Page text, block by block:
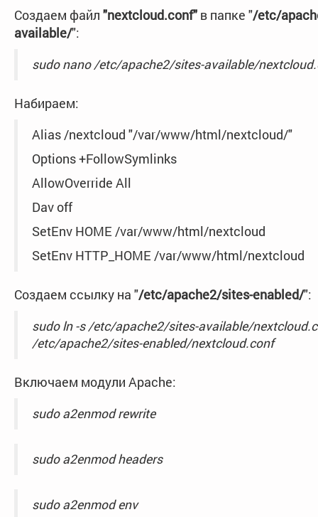
Создаем файл "nextcloud.conf" в папке "/etc/
available/":
sudo nano /etc/apache2/sites-available/
Набираем:
Alias /nextcloud "/var/www/html/nextcloud/"
Options +FollowSymlinks
AllowOverride All
Dav off
SetEnv HOME /var/www/html/nextcloud
SetEnv HTTP_HOME /var/www/html/nextcloud
Создаем ссылку на "/etc/apache2/sites-enabled/":
sudo ln -s /etc/apache2/sites-available/
/etc/apache2/sites-enabled/nextcloud.conf
Включаем модули Apache:
sudo a2enmod rewrite
sudo a2enmod headers
sudo a2enmod env